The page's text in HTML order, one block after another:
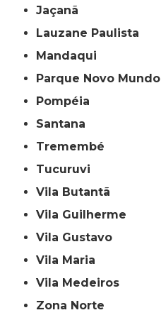
Jaçanã
Lauzane Paulista
Mandaqui
Parque Novo Mundo
Pompéia
Santana
Tremembé
Tucuruvi
Vila Butantã
Vila Guilherme
Vila Gustavo
Vila Maria
Vila Medeiros
Zona Norte